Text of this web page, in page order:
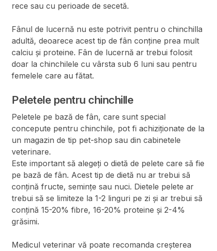
rece sau cu perioade de secetă.
Fânul de lucernă nu este potrivit pentru o chinchilla
adultă, deoarece acest tip de fân conține prea mult
calciu și proteine. Fân de lucernă ar trebui folosit
doar la chinchilele cu vârsta sub 6 luni sau pentru
femelele care au fătat.
Peletele pentru chinchille
Peletele pe bază de fân, care sunt special
concepute pentru chinchile, pot fi achiziționate de la
un magazin de tip pet-shop sau din cabinetele
veterinare.
Este important să alegeți o dietă de pelete care să fie
pe bază de fân. Acest tip de dietă nu ar trebui să
conțină fructe, semințe sau nuci. Dietele pelete ar
trebui să se limiteze la 1-2 linguri pe zi și ar trebui să
conțină 15-20% fibre, 16-20% proteine și 2-4%
grăsimi.
Medicul veterinar vă poate recomanda creșterea